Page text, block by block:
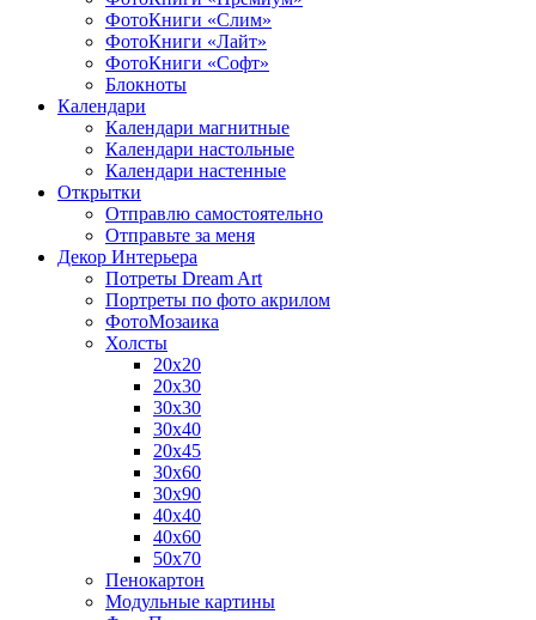
ФотоКниги «Слим»
ФотоКниги «Лайт»
ФотоКниги «Софт»
Блокноты
Календари
Календари магнитные
Календари настольные
Календари настенные
Открытки
Отправлю самостоятельно
Отправьте за меня
Декор Интерьера
Потреты Dream Art
Портреты по фото акрилом
ФотоМозаика
Холсты
20х20
20х30
30х30
30х40
20х45
30х60
30х90
40х40
40х60
50х70
Пенокартон
Модульные картины